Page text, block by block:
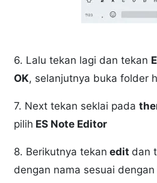
6. Lalu tekan lagi dan tekan
OK, selanjutnya buka folder
7. Next tekan seklai pada
pilih ES Note Editor
8. Berikutnya tekan edit dan
dengan nama sesuai